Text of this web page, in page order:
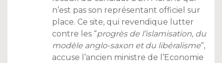
n’est pas son représentant officiel sur
place. Ce site, qui revendique lutter
contre les “progrès de l’islamisation, du
modèle anglo-saxon et du libéralisme“,
accuse l’ancien ministre de l’Economie